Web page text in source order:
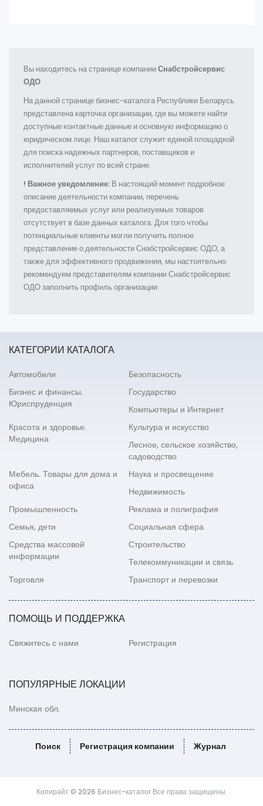
Вы находитесь на странице компанииСнабстройсервис
ОДО
На данной странице бизнес-каталога Республики Беларусь
представлена карточка организации, где вы можете найти
доступные контактные данные и основную информацию о
юридическом лице. Наш каталог служит единой площадкой
для поиска надежных партнеров, поставщиков и
исполнителей услуг по всей стране.
! Важное уведомление: В настоящий момент подробное
описание деятельности компании, перечень
предоставляемых услуг или реализуемых товаров
отсутствует в базе данных каталога. Для того чтобы
потенциальные клиенты могли получить полное
представление о деятельности Снабстройсервис ОДО, а
также для эффективного продвижения, мы настоятельно
рекомендуем представителям компании Снабстройсервис
ОДО заполнить профиль организации.
КАТЕГОРИИ КАТАЛОГА
Автомобили
Безопасность
Бизнес и финансы.
Юриспруденция
Государство
Компьютеры и Интернет
Красота и здоровье.
Медицина
Культура и искусство
Лесное, сельское хозяйство,
садоводство
Мебель. Товары для дома и
офиса
Наука и просвещение
Недвижимость
Промышленность
Реклама и полиграфия
Семья, дети
Социальная сфера
Средства массовой
информации
Строительство
Телекоммуникации и связь
Торговля
Транспорт и перевозки
ПОМОЩЬ И ПОДДЕРЖКА
Свяжитесь с нами Регистрация
ПОПУЛЯРНЫЕ ЛОКАЦИИ
Минская обл.
Поиск Регистрация компании Журнал
Копирайт © 2026 Бизнес-каталог Все права защищены.